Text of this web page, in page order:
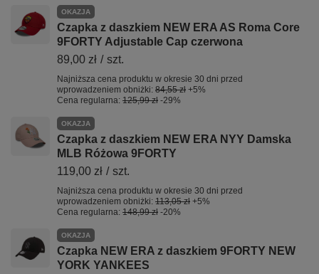
OKAZJA
Czapka z daszkiem NEW ERA AS Roma Core
9FORTY Adjustable Cap czerwona
89,00 zł / szt.
Najniższa cena produktu w okresie 30 dni przed
wprowadzeniem obniżki: 84,55 zł +5%
Cena regularna: 125,99 zł -29%
OKAZJA
Czapka z daszkiem NEW ERA NYY Damska
MLB Różowa 9FORTY
119,00 zł / szt.
Najniższa cena produktu w okresie 30 dni przed
wprowadzeniem obniżki: 113,05 zł +5%
Cena regularna: 148,99 zł -20%
OKAZJA
Czapka NEW ERA z daszkiem 9FORTY NEW
YORK YANKEES